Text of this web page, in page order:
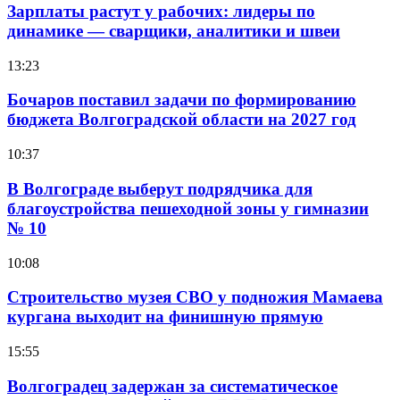
Зарплаты растут у рабочих: лидеры по
динамике — сварщики, аналитики и швеи
13:23
Бочаров поставил задачи по формированию
бюджета Волгоградской области на 2027 год
10:37
В Волгограде выберут подрядчика для
благоустройства пешеходной зоны у гимназии
№ 10
10:08
Строительство музея СВО у подножия Мамаева
кургана выходит на финишную прямую
15:55
Волгоградец задержан за систематическое